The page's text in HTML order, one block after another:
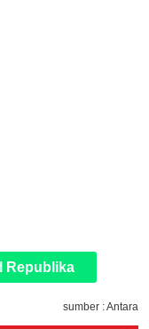
Republika
sumber : Antara